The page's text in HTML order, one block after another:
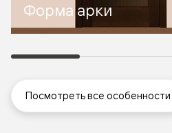
Форма арки
Посмотреть все особенности